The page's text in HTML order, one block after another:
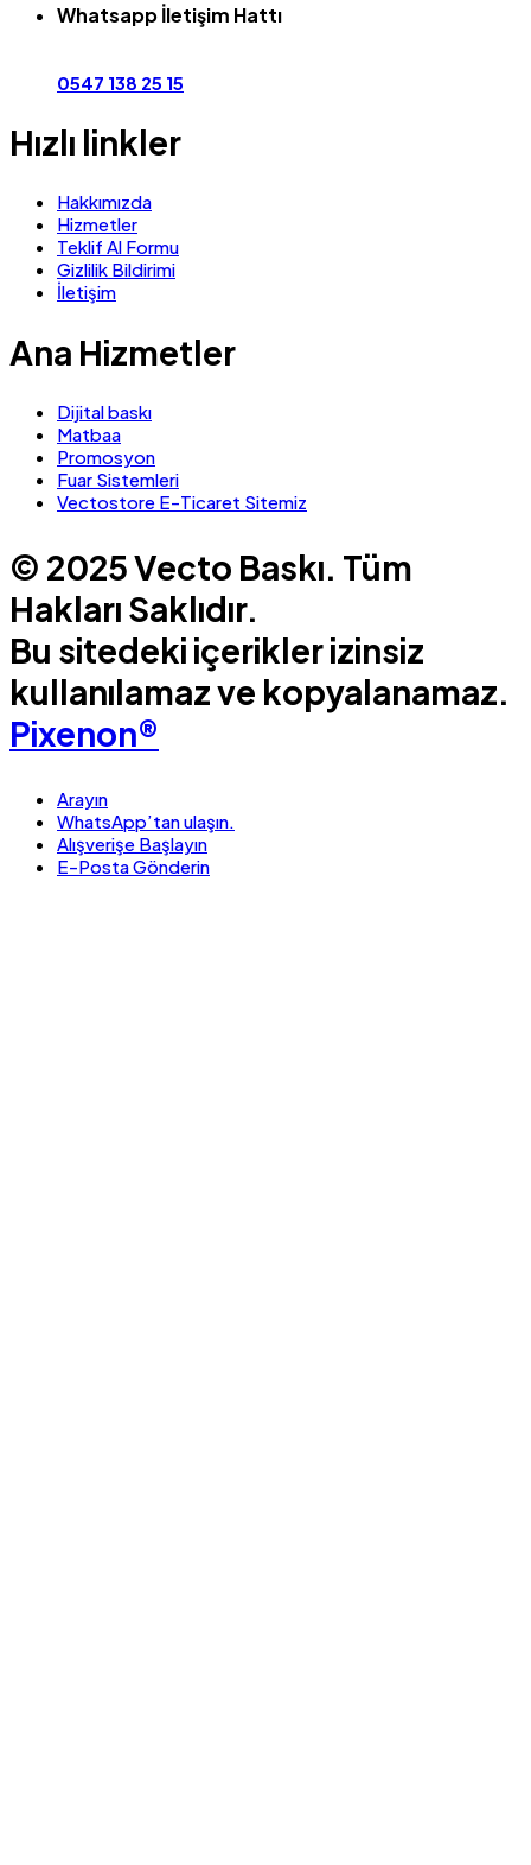
Whatsapp İletişim Hattı
0547 138 25 15
Hızlı linkler
Hakkımızda
Hizmetler
Teklif Al Formu
Gizlilik Bildirimi
İletişim
Ana Hizmetler
Dijital baskı
Matbaa
Promosyon
Fuar Sistemleri
Vectostore E-Ticaret Sitemiz
© 2025 Vecto Baskı. Tüm
Hakları Saklıdır.
Bu sitedeki içerikler izinsiz
kullanılamaz ve kopyalanamaz.
Pixenon®
Arayın
WhatsApp’tan ulaşın.
Alışverişe Başlayın
E-Posta Gönderin